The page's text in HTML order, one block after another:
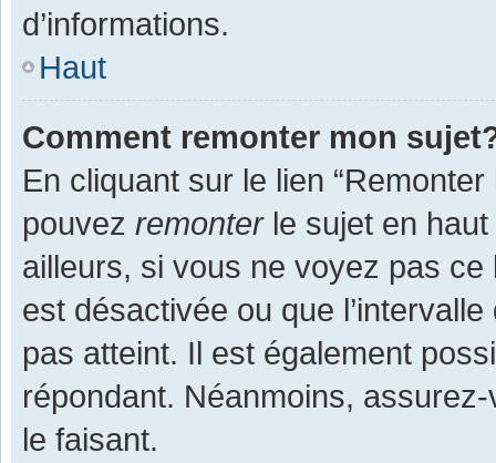
d’informations.
Haut
Comment remonter mon
En cliquant sur le lien
pouvez remonterle sujet en haut
ailleurs, si vous ne voyez pas
est désactivée ou que
pas atteint. Il est également
répondant. Néanmoins,
le faisant.